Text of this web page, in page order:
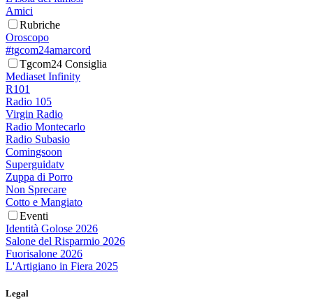
Amici
Rubriche
Oroscopo
#tgcom24amarcord
Tgcom24 Consiglia
Mediaset Infinity
R101
Radio 105
Virgin Radio
Radio Montecarlo
Radio Subasio
Comingsoon
Superguidatv
Zuppa di Porro
Non Sprecare
Cotto e Mangiato
Eventi
Identità Golose 2026
Salone del Risparmio 2026
Fuorisalone 2026
L'Artigiano in Fiera 2025
Legal